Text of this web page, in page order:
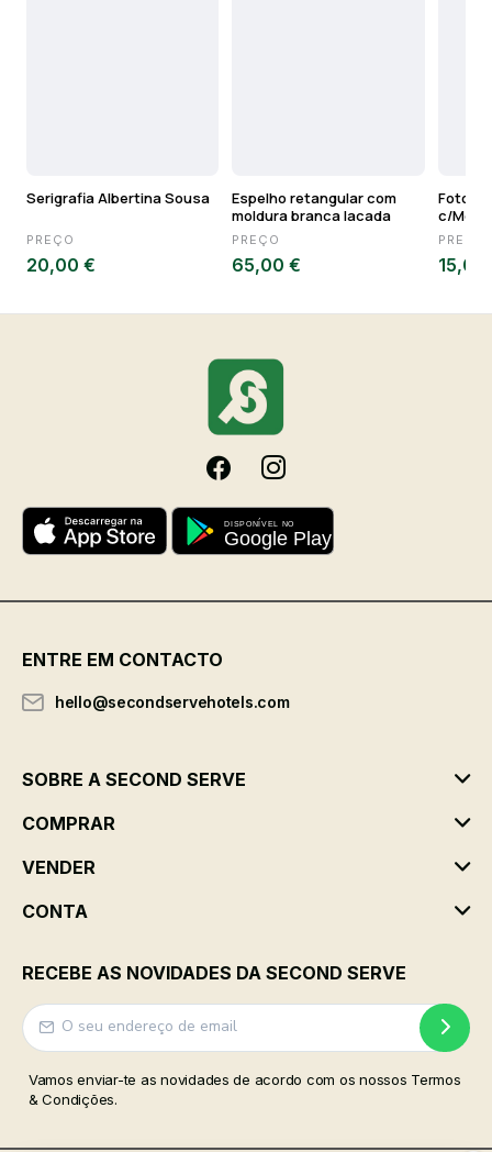
Serigrafia Albertina Sousa
PREÇO
20,00 €
Espelho retangular com
moldura branca lacada
PREÇO
65,00 €
c/
PREÇO
15,00
ENTRE EM CONTACTO
hello@secondservehotels.com
SOBRE A SECOND SERVE
COMPRAR
VENDER
CONTA
RECEBE AS NOVIDADES DA SECOND SERVE
Vamos enviar-te as novidades de acordo com os nossos Termos
& Condições.